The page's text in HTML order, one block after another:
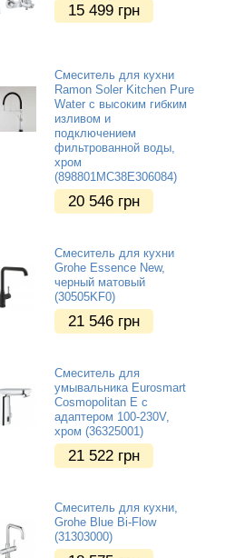
15 499 грн
Смеситель для кухни
Ramon Soler Kitchen Pure
Water с высоким гибким
изливом и
подключением
фильтрованной воды,
хром
(898801MC38E306084)
20 546 грн
Смеситель для кухни
Grohe Essence New,
черный матовый
(30505KF0)
21 546 грн
Смеситель для
умывальника Eurosmart
Cosmopolitan E с
адаптером 100-230V,
хром (36325001)
21 522 грн
Смеситель для кухни,
Grohe Blue Bi-Flow
(31303000)